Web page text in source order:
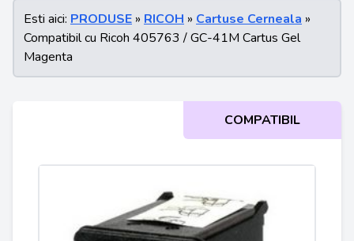
Esti aici: PRODUSE » RICOH » Cartuse Cerneala »
Compatibil cu Ricoh 405763 / GC-41M Cartus Gel
Magenta
COMPATIBIL